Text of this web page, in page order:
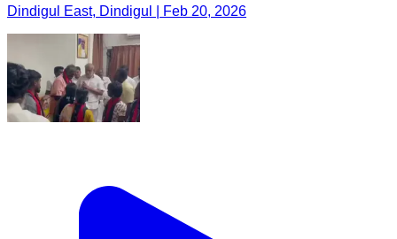
Dindigul East, Dindigul | Feb 20, 2026